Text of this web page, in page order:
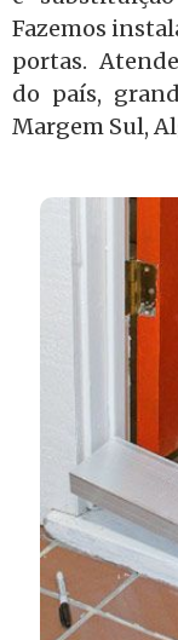
Fazemos
portas.
do país,
Margem Sul,